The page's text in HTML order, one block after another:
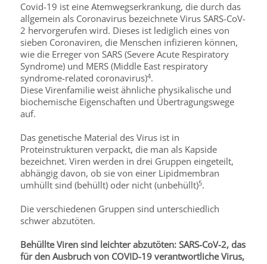
Covid-19 ist eine Atemwegserkrankung, die durch das
allgemein als Coronavirus bezeichnete Virus SARS-CoV-
2 hervorgerufen wird. Dieses ist lediglich eines von
sieben Coronaviren, die Menschen infizieren können,
wie die Erreger von SARS (Severe Acute Respiratory
Syndrome) und MERS (Middle East respiratory
syndrome-related coronavirus)4.
Diese Virenfamilie weist ähnliche physikalische und
biochemische Eigenschaften und Übertragungswege
auf.
Das genetische Material des Virus ist in
Proteinstrukturen verpackt, die man als Kapside
bezeichnet. Viren werden in drei Gruppen eingeteilt,
abhängig davon, ob sie von einer Lipidmembran
umhüllt sind (behüllt) oder nicht (unbehüllt)5.
Die verschiedenen Gruppen sind unterschiedlich
schwer abzutöten.
Behüllte Viren sind leichter abzutöten: SARS-CoV-2, das
für den Ausbruch von COVID-19 verantwortliche Virus,